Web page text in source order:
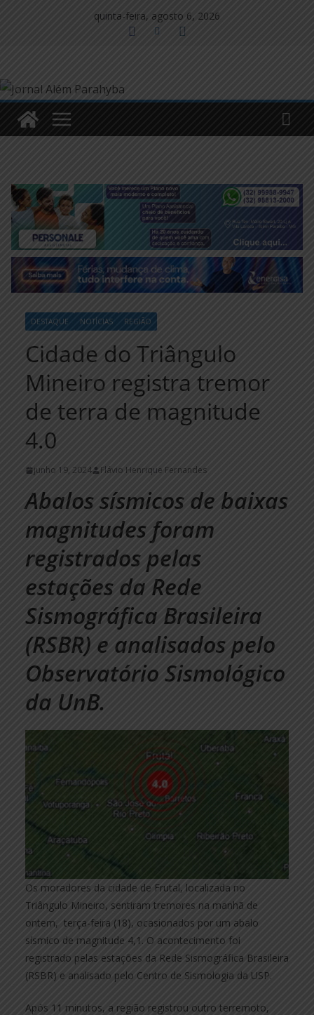
quinta-feira, agosto 6, 2026
DESTAQUE NOTÍCIAS REGIÃO
Cidade do Triângulo
Mineiro registra tremor
de terra de magnitude
4.0
junho 19, 2024 Flávio Henrique Fernandes
Abalos sísmicos de baixas
magnitudes foram
registrados pelas
estações da Rede
Sismográfica Brasileira
(RSBR) e analisados pelo
Observatório Sismológico
da UnB.
Os moradores da cidade de Frutal, localizada no
Triângulo Mineiro, sentiram tremores na manhã de
ontem, terça-feira (18), ocasionados por um abalo
sísmico de magnitude 4,1. O acontecimento foi
registrado pelas estações da Rede Sismográfica Brasileira
(RSBR) e analisado pelo Centro de Sismologia da USP.
Após 11 minutos, a região registrou outro terremoto,